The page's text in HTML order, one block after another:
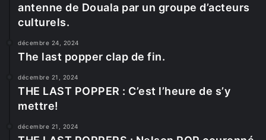
antenne de Douala par un groupe d’acteurs
culturels.
décembre 24, 2024
The last popper clap de fin.
décembre 21, 2024
THE LAST POPPER : C’est l’heure de s’y
mettre!
décembre 21, 2024